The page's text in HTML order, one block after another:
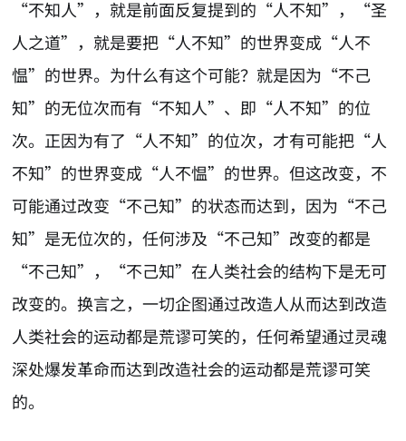
“不知人”，就是前面反复提到的“人不知”，“圣
人之道”，就是要把“人不知”的世界变成“人不
愠”的世界。为什么有这个可能？就是因为“不己
知”的无位次而有“不知人”、即“人不知”的位
次。正因为有了“人不知”的位次，才有可能把“人
不知”的世界变成“人不愠”的世界。但这改变，不
可能通过改变“不己知”的状态而达到，因为“不己
知”是无位次的，任何涉及“不己知”改变的都是
“不己知”，“不己知”在人类社会的结构下是无可
改变的。换言之，一切企图通过改造人从而达到改造
人类社会的运动都是荒谬可笑的，任何希望通过灵魂
深处爆发革命而达到改造社会的运动都是荒谬可笑
的。